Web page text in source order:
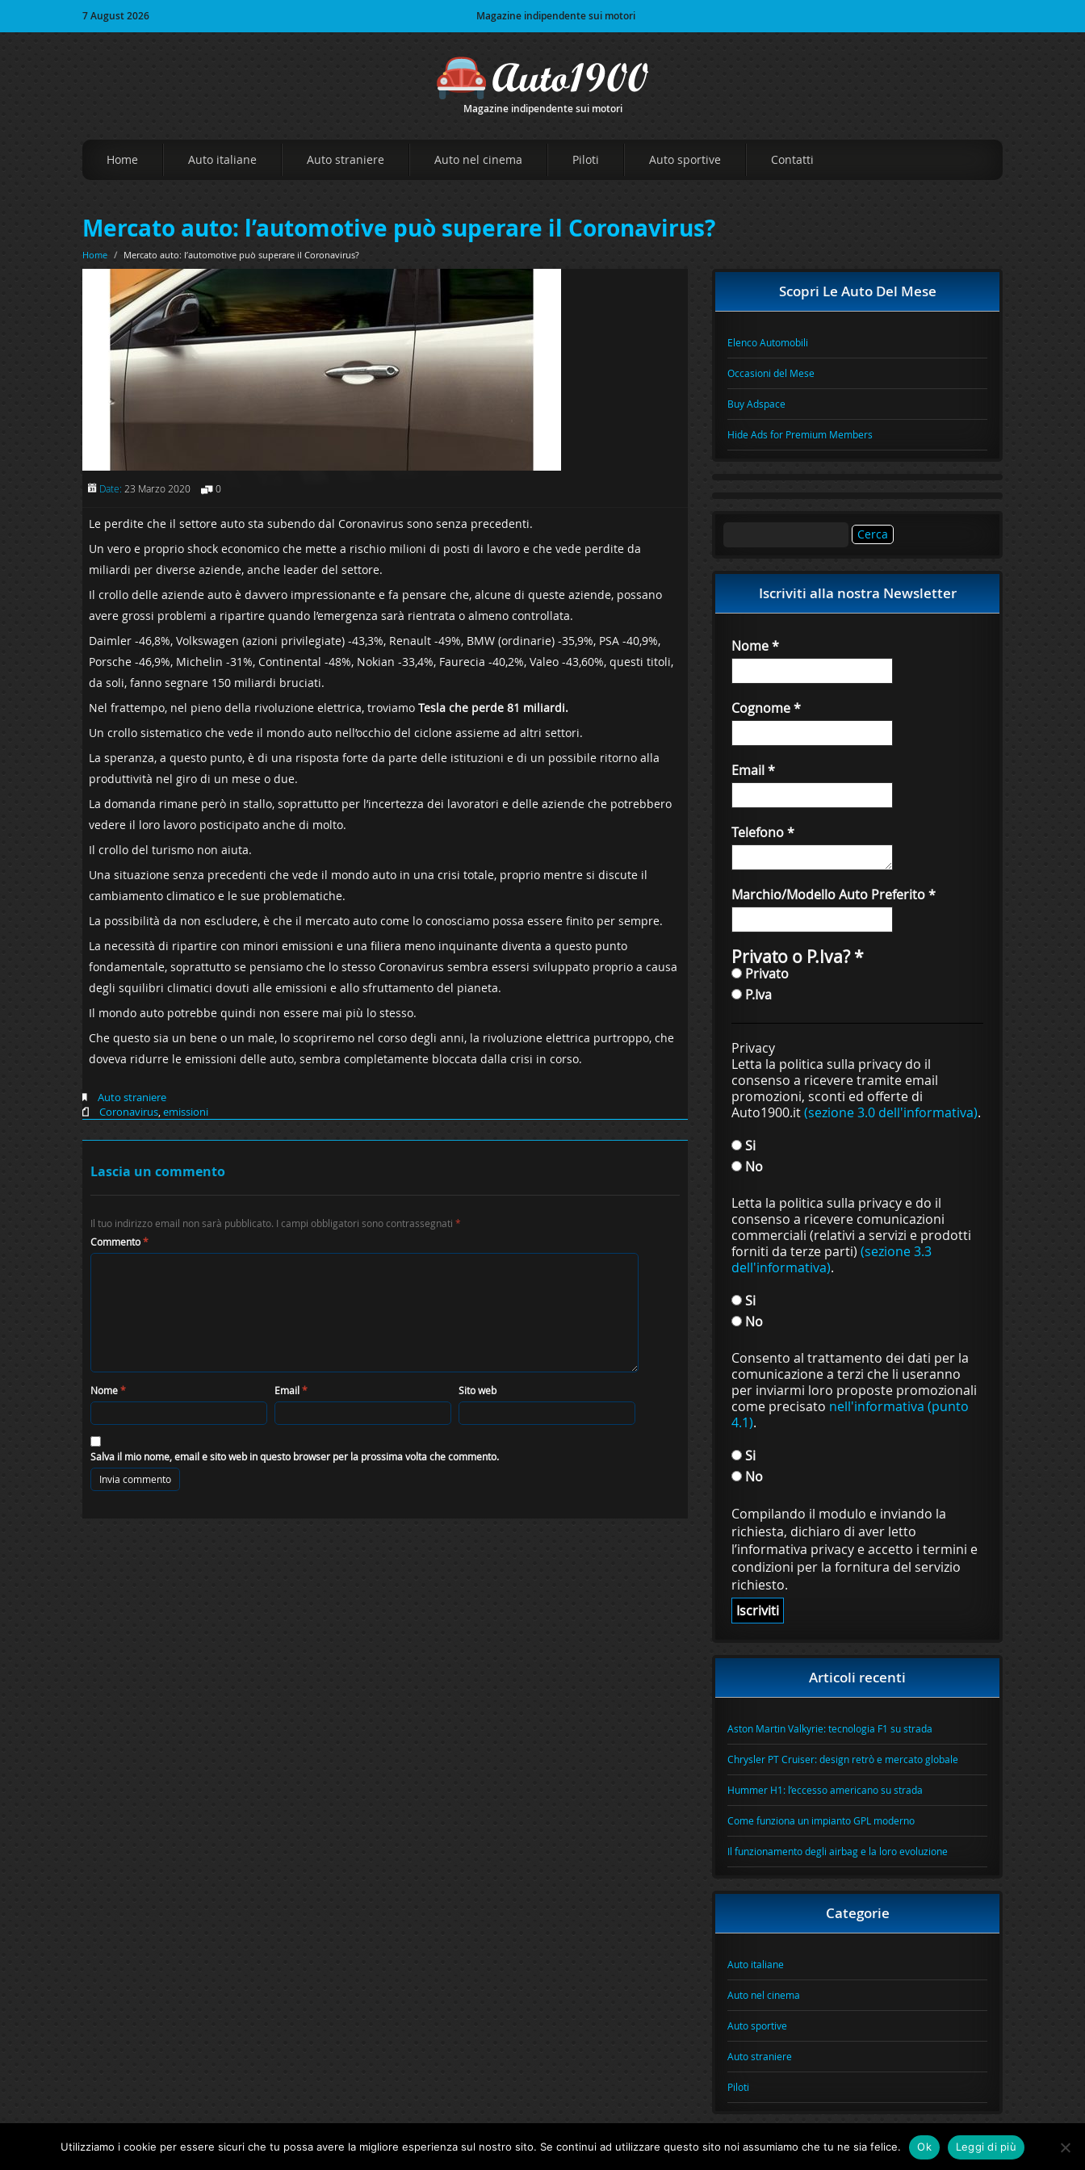
7 August 2026 Magazine indipendente sui motori
Magazine indipendente sui motori
Home Auto italiane Auto straniere Auto nel cinema Piloti Auto sportive Contatti
Mercato auto: l’automotive può superare il Coronavirus?
Home / Mercato auto: l’automotive può superare il Coronavirus?
Date: 23 Marzo 2020 0
Le perdite che il settore auto sta subendo dal Coronavirus sono senza precedenti.
Un vero e proprio shock economico che mette a rischio milioni di posti di lavoro e che vede perdite da
miliardi per diverse aziende, anche leader del settore.
Il crollo delle aziende auto è davvero impressionante e fa pensare che, alcune di queste aziende, possano
avere grossi problemi a ripartire quando l’emergenza sarà rientrata o almeno controllata.
Daimler -46,8%, Volkswagen (azioni privilegiate) -43,3%, Renault -49%, BMW (ordinarie) -35,9%, PSA -40,9%,
Porsche -46,9%, Michelin -31%, Continental -48%, Nokian -33,4%, Faurecia -40,2%, Valeo -43,60%, questi titoli,
da soli, fanno segnare 150 miliardi bruciati.
Nel frattempo, nel pieno della rivoluzione elettrica, troviamo Tesla che perde 81 miliardi.
Un crollo sistematico che vede il mondo auto nell’occhio del ciclone assieme ad altri settori.
La speranza, a questo punto, è di una risposta forte da parte delle istituzioni e di un possibile ritorno alla
produttività nel giro di un mese o due.
La domanda rimane però in stallo, soprattutto per l’incertezza dei lavoratori e delle aziende che potrebbero
vedere il loro lavoro posticipato anche di molto.
Il crollo del turismo non aiuta.
Una situazione senza precedenti che vede il mondo auto in una crisi totale, proprio mentre si discute il
cambiamento climatico e le sue problematiche.
La possibilità da non escludere, è che il mercato auto come lo conosciamo possa essere finito per sempre.
La necessità di ripartire con minori emissioni e una filiera meno inquinante diventa a questo punto
fondamentale, soprattutto se pensiamo che lo stesso Coronavirus sembra essersi sviluppato proprio a causa
degli squilibri climatici dovuti alle emissioni e allo sfruttamento del pianeta.
Il mondo auto potrebbe quindi non essere mai più lo stesso.
Che questo sia un bene o un male, lo scopriremo nel corso degli anni, la rivoluzione elettrica purtroppo, che
doveva ridurre le emissioni delle auto, sembra completamente bloccata dalla crisi in corso.
Auto straniere
Coronavirus,emissioni
Lascia un commento
Il tuo indirizzo email non sarà pubblicato. I campi obbligatori sono contrassegnati *
Commento*
Nome* Email* Sito web
Salva il mio nome, email e sito web in questo browser per la prossima volta che commento.
Scopri Le Auto Del Mese
Elenco Automobili
Occasioni del Mese
Buy Adspace
Hide Ads for Premium Members
Iscriviti alla nostra Newsletter
Nome*
Cognome*
Email*
Telefono*
Marchio/Modello Auto Preferito*
Privato o P.Iva?*
Privato
P.Iva
Privacy
Letta la politica sulla privacy do il
consenso a ricevere tramite email
promozioni, sconti ed offerte di
Auto1900.it(sezione 3.0 dell'informativa).
Si
No
Letta la politica sulla privacy e do il
consenso a ricevere comunicazioni
commerciali (relativi a servizi e prodotti
forniti da terze parti) (sezione 3.3
dell'informativa).
Si
No
Consento al trattamento dei dati per la
comunicazione a terzi che li useranno
per inviarmi loro proposte promozionali
come precisato nell'informativa (punto
4.1).
Si
No
Compilando il modulo e inviando la
richiesta, dichiaro di aver letto
l’informativa privacy e accetto i termini e
condizioni per la fornitura del servizio
richiesto.
Articoli recenti
Aston Martin Valkyrie: tecnologia F1 su strada
Chrysler PT Cruiser: design retrò e mercato globale
Hummer H1: l’eccesso americano su strada
Come funziona un impianto GPL moderno
Il funzionamento degli airbag e la loro evoluzione
Categorie
Auto italiane
Auto nel cinema
Auto sportive
Auto straniere
Piloti
|
Utilizziamo i cookie per essere sicuri che tu possa avere la migliore esperienza sul nostro sito. Se continui ad utilizzare questo sito noi assumiamo che tu ne sia felice. Ok Leggi di più